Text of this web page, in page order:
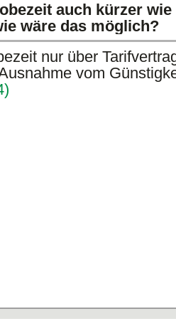
auch kürzer wie
wäre das möglich?
nur über
vom